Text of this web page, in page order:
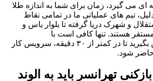
ای می گیرد، زمان برای شما به اندازه طلا
تیم های عملیاتی ما در تمامی نقاط
و شهرک دریا گرفته تا بلوار یاس و
هستند. تنها کافی است با
تماس بگیرید تا در کمتر از ۳۰ دقیقه، سرویس کار
شود.
تهرانسر باید به الوند